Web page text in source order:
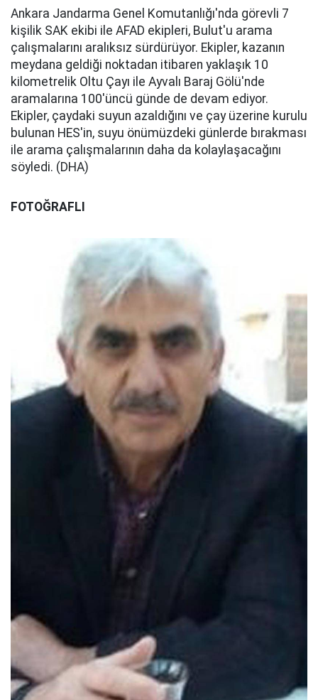
Ankara Jandarma Genel Komutanlığı'nda görevli 7
kişilik SAK ekibi ile AFAD ekipleri, Bulut'u arama
çalışmalarını aralıksız sürdürüyor. Ekipler, kazanın
meydana geldiği noktadan itibaren yaklaşık 10
kilometrelik Oltu Çayı ile Ayvalı Baraj Gölü'nde
aramalarına 100'üncü günde de devam ediyor.
Ekipler, çaydaki suyun azaldığını ve çay üzerine kurulu
bulunan HES'in, suyu önümüzdeki günlerde bırakması
ile arama çalışmalarının daha da kolaylaşacağını
söyledi. (DHA)
FOTOĞRAFLI